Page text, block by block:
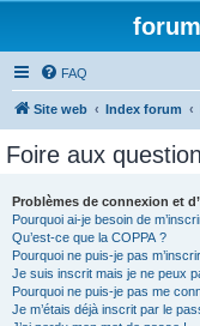
FAQ
Site web Index forum
Foire aux
Problèmes de connexion et
Pourquoi ai-je besoin de
Qu’est-ce que la COPPA ?
Pourquoi ne puis-je pas
Je suis inscrit mais je ne peux
Pourquoi ne puis-je pas me
Je m’étais déjà inscrit par le